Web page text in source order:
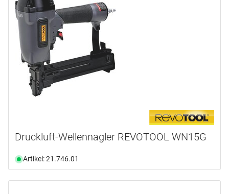
Druckluft-Wellennagler REVOTOOL WN15G
Artikel: 21.746.01